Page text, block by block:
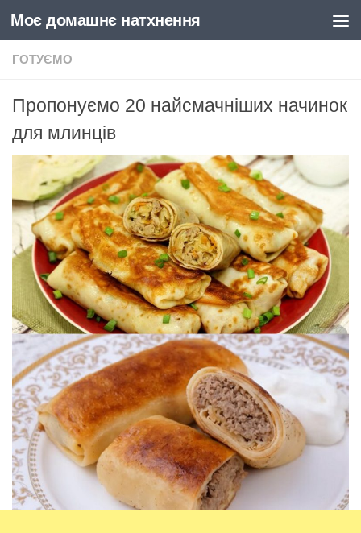
Skip to content
Моє домашнє натхнення
ГОТУЄМО
Пропонуємо 20 найсмачніших начинок
для млинців